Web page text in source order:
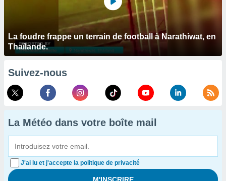
La foudre frappe un terrain de football à Narathiwat, en
Thaïlande.
Suivez-nous
La Météo dans votre boîte mail
J'ai lu et j'accepte la politique de privacité